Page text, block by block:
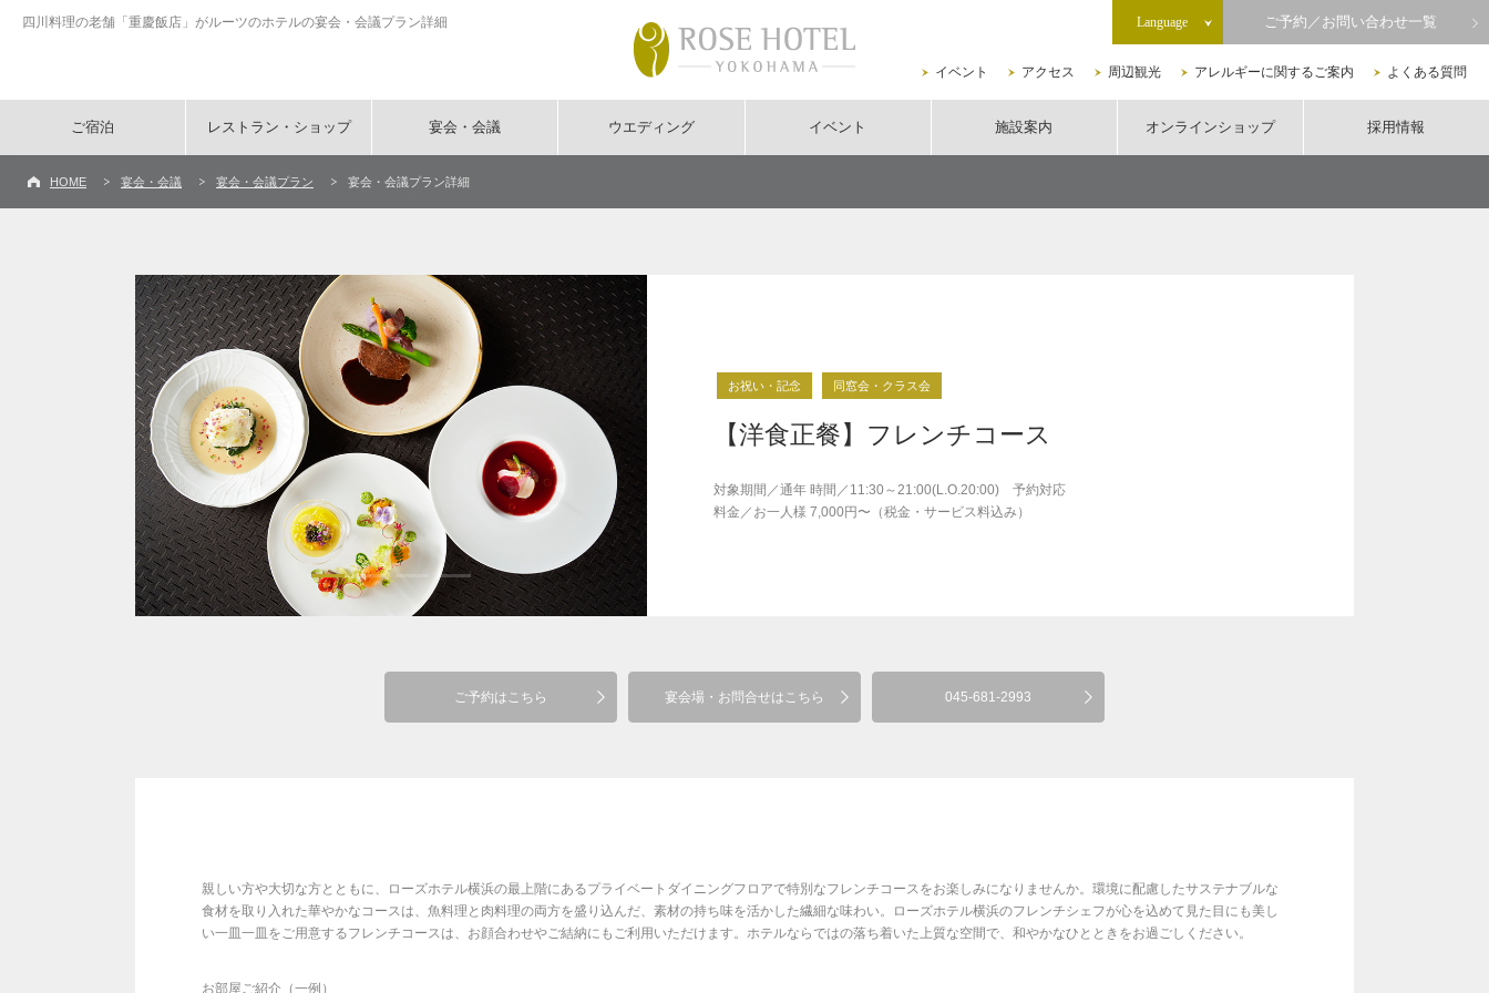
四川料理の老舗「重慶飯店」がルーツのホテルの宴会・会議プラン詳細
イベント アクセス 周辺観光 アレルギーに関するご案内 よくある質問
ご宿泊 レストラン・ショップ 宴会・会議 ウエディング イベント 施設案内 オンラインショップ 採用情報
Language ご予約／お問い合わせ一覧
HOME 宴会・会議 宴会・会議プラン 宴会・会議プラン詳細
お祝い・記念 同窓会・クラス会
【洋食正餐】フレンチコース
対象期間 ／通年 時間／11:30～21:00(L.O.20:00) 予約対応
料金 ／ お一人様 7,000円〜（税金・サービス料込み）
ご予約はこちら 宴会場・お問合せはこちら 045-681-2993
親しい方や大切な方とともに、ローズホテル横浜の最上階にあるプライベートダイニングフロアで特別なフレンチコースをお楽しみになりませんか。環境に配慮したサステナブルな
食材を取り入れた華やかなコースは、魚料理と肉料理の両方を盛り込んだ、素材の持ち味を活かした繊細な味わい。ローズホテル横浜のフレンチシェフが心を込めて見た目にも美し
い一皿一皿をご用意するフレンチコースは、お顔合わせやご結納にもご利用いただけます。ホテルならではの落ち着いた上質な空間で、和やかなひとときをお過ごしください。
お部屋ご紹介（一例）